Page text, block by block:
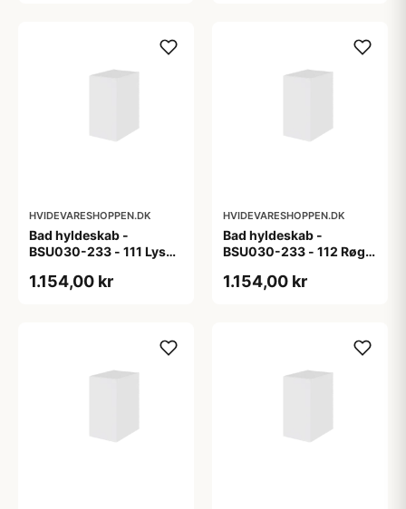
HVIDEVARESHOPPEN.DK
Bad hyldeskab -
BSU030-233 - 111 Lys
1.154,00 kr
HVIDEVARESHOPPEN.DK
Bad hyldeskab -
BSU030-233 - 112 Røget
1.154,00 kr